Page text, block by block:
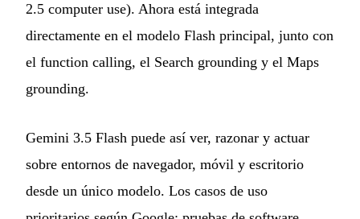
2.5 computer use). Ahora está integrada
directamente en el modelo Flash principal, junto con
el function calling, el Search grounding y el Maps
grounding.
Gemini 3.5 Flash puede así ver, razonar y actuar
sobre entornos de navegador, móvil y escritorio
desde un único modelo. Los casos de uso